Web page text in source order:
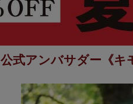
公式アンバサダー《キ